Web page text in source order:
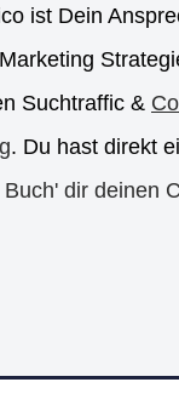
ist Dein
Suchtraffic &
. Du hast direkt
Buch' dir deinen